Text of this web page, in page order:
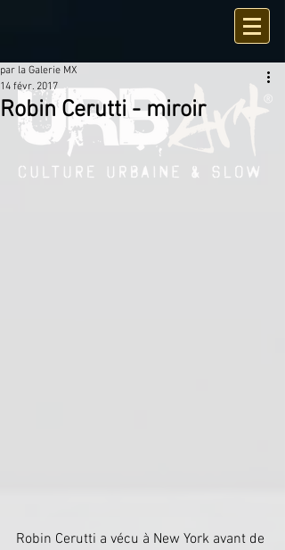
Robin Cerutti - miroir
par la Galerie MX
14 févr. 2017
Robin Cerutti a vécu à New York avant de